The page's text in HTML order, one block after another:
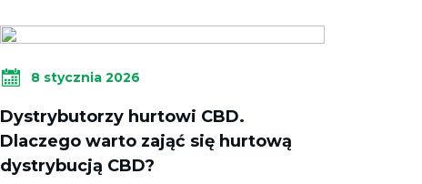
8 stycznia 2026
Dystrybutorzy hurtowi CBD.
Dlaczego warto zająć się hurtową
dystrybucją CBD?